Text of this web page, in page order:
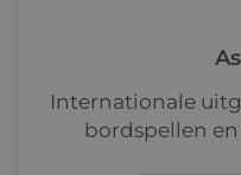
Internationale
bordspellen